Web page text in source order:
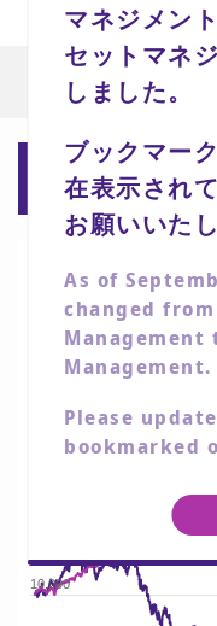
デジタル・トラン
設定来および
10,000
30,000
40,000
マネジメン
セットマネ
しました。
ブックマー
在表示され
お願いいたし
As of
changed
Management
Management.
Please
bookmarked